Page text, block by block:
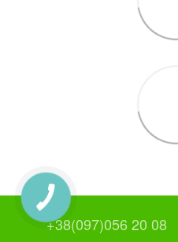
+38(097)056 20 08